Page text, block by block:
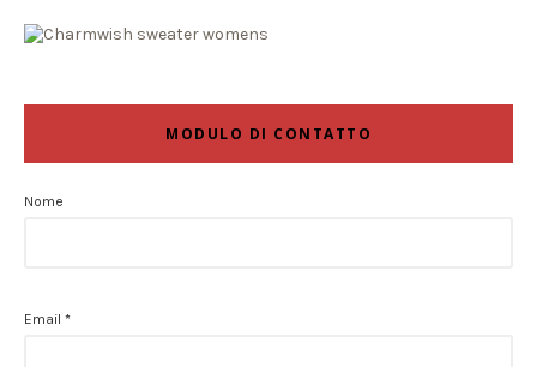
MODULO DI CONTATTO
Nome
Email *